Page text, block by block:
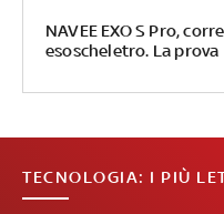
NAVEE EXO S Pro,
esoscheletro. La prova
TECNOLOGIA: I PIÙ